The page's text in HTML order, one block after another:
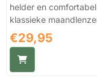
helder en comfortabel zicht Soflens 38
klassieke
gebruiksgemak en
ontwikkeld voor
oplossing voor
en effectieve
Prijs: 29,95
€29,95